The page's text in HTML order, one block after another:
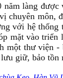
làng
với hệ
vào
thư viện
giữ, bảo